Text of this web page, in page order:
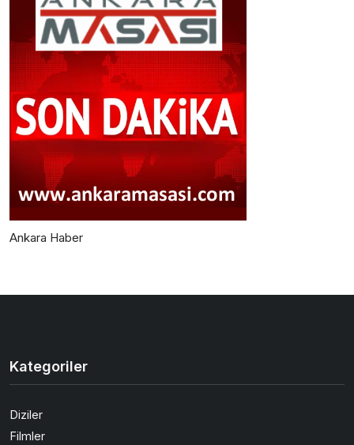
Ankara Haber
Kategoriler
Diziler
Filmler